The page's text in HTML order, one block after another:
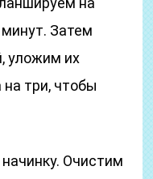
Затем
уложим их
на три, чтобы
Очистим